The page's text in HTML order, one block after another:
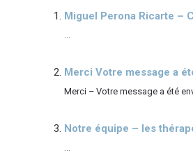
Miguel Perona Ricarte –
...
Merci Votre message a
Merci – Votre message a été
Notre équipe – les
...